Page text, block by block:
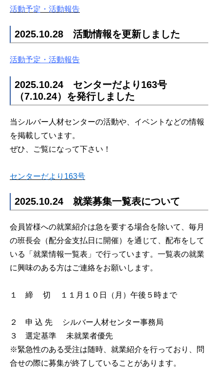
活動予定・活動報告
2025.10.28 活動情報を更新しました
活動予定・活動報告
2025.10.24 センターだより163号
（7.10.24）を発行しました
当シルバー人材センターの活動や、イベントなどの情報
を掲載しています。
ぜひ、ご覧になって下さい！
センターだより163号
2025.10.24 就業募集一覧表について
会員皆様への就業紹介は急を要する場合を除いて、毎月
の班長会（配分金支払日に開催）を通じて、配布をして
いる「就業情報一覧表」で行っています。一覧表の就業
に興味のある方はご連絡をお願いします。
１ 締 切 １１月１０日（月）午後５時まで
２ 申 込 先 シルバー人材センター事務局
３ 選定基準 未就業者優先
※緊急性のある受注は随時、就業紹介を行っており、問
合せの際に募集が終了していることがあります。